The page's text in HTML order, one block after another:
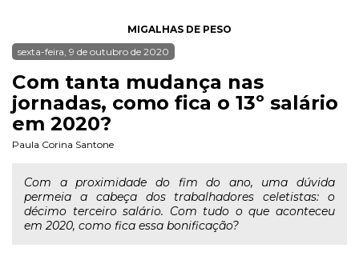
MIGALHAS DE PESO
sexta-feira, 9 de outubro de 2020
Com tanta mudança nas
jornadas, como fica o 13º salário
em 2020?
Paula Corina Santone
Com a proximidade do fim do ano, uma dúvida
permeia a cabeça dos trabalhadores celetistas: o
décimo terceiro salário. Com tudo o que aconteceu
em 2020, como fica essa bonificação?